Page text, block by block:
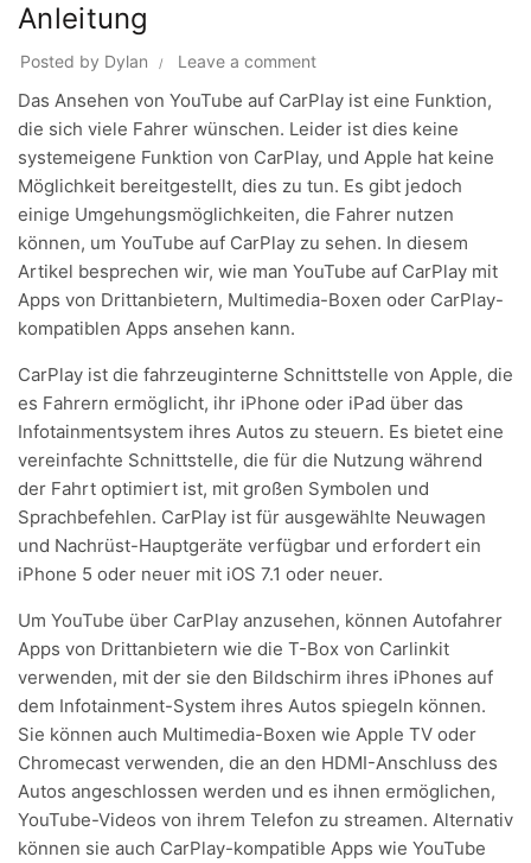
Anleitung
Posted by Dylan Leave a comment
Das Ansehen von YouTube auf CarPlay ist eine Funktion,
die sich viele Fahrer wünschen. Leider ist dies keine
systemeigene Funktion von CarPlay, und Apple hat keine
Möglichkeit bereitgestellt, dies zu tun. Es gibt jedoch
einige Umgehungsmöglichkeiten, die Fahrer nutzen
können, um YouTube auf CarPlay zu sehen. In diesem
Artikel besprechen wir, wie man YouTube auf CarPlay mit
Apps von Drittanbietern, Multimedia-Boxen oder CarPlay-
kompatiblen Apps ansehen kann.
CarPlay ist die fahrzeuginterne Schnittstelle von Apple, die
es Fahrern ermöglicht, ihr iPhone oder iPad über das
Infotainmentsystem ihres Autos zu steuern. Es bietet eine
vereinfachte Schnittstelle, die für die Nutzung während
der Fahrt optimiert ist, mit großen Symbolen und
Sprachbefehlen. CarPlay ist für ausgewählte Neuwagen
und Nachrüst-Hauptgeräte verfügbar und erfordert ein
iPhone 5 oder neuer mit iOS 7.1 oder neuer.
Um YouTube über CarPlay anzusehen, können Autofahrer
Apps von Drittanbietern wie die T-Box von Carlinkit
verwenden, mit der sie den Bildschirm ihres iPhones auf
dem Infotainment-System ihres Autos spiegeln können.
Sie können auch Multimedia-Boxen wie Apple TV oder
Chromecast verwenden, die an den HDMI-Anschluss des
Autos angeschlossen werden und es ihnen ermöglichen,
YouTube-Videos von ihrem Telefon zu streamen. Alternativ
können sie auch CarPlay-kompatible Apps wie YouTube